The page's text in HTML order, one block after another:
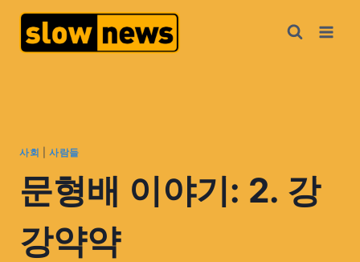
사회 사람들
문형배 이야기: 2. 강
강약약